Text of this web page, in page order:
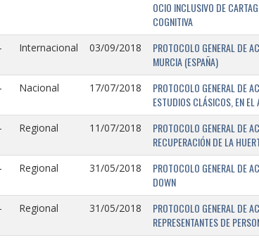
OCIO INCLUSIVO DE
COGNITIVA
Internacional 03/09/2018
PROTOCOLO GENERAL DE
MURCIA (ESPAÑA)
Nacional 17/07/2018
PROTOCOLO GENERAL DE
ESTUDIOS CLÁSICOS, EN
Regional 11/07/2018
PROTOCOLO GENERAL DE
RECUPERACIÓN DE LA
Regional 31/05/2018
PROTOCOLO GENERAL DE
DOWN
Regional 31/05/2018
PROTOCOLO GENERAL DE
REPRESENTANTES DE